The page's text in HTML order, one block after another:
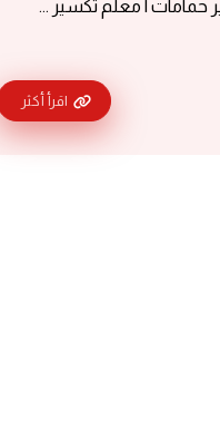
حمامات | معلم تكسير ...
اقرأ أكثر